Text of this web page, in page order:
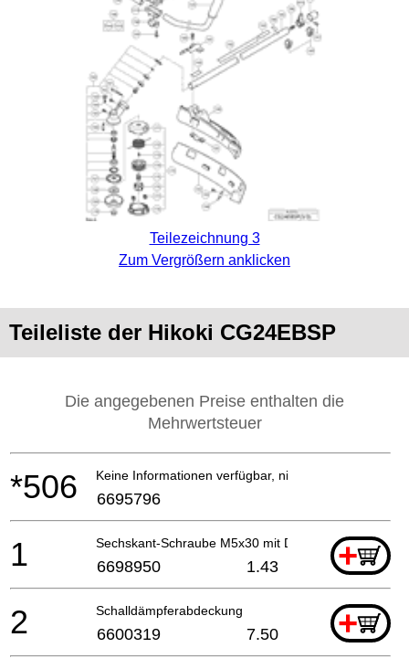
Teilezeichnung 3
Zum Vergrößern anklicken
Teileliste der Hikoki CG24EBSP
Die angegebenen Preise enthalten die
Mehrwertsteuer
Keine Informationen verfügbar, nicht bestellbar
*506 6695796
Sechskant-Schraube M5x30 mit Dichtungssperre
+
1 6698950 1.43
Schalldämpferabdeckung +
2 6600319 7.50